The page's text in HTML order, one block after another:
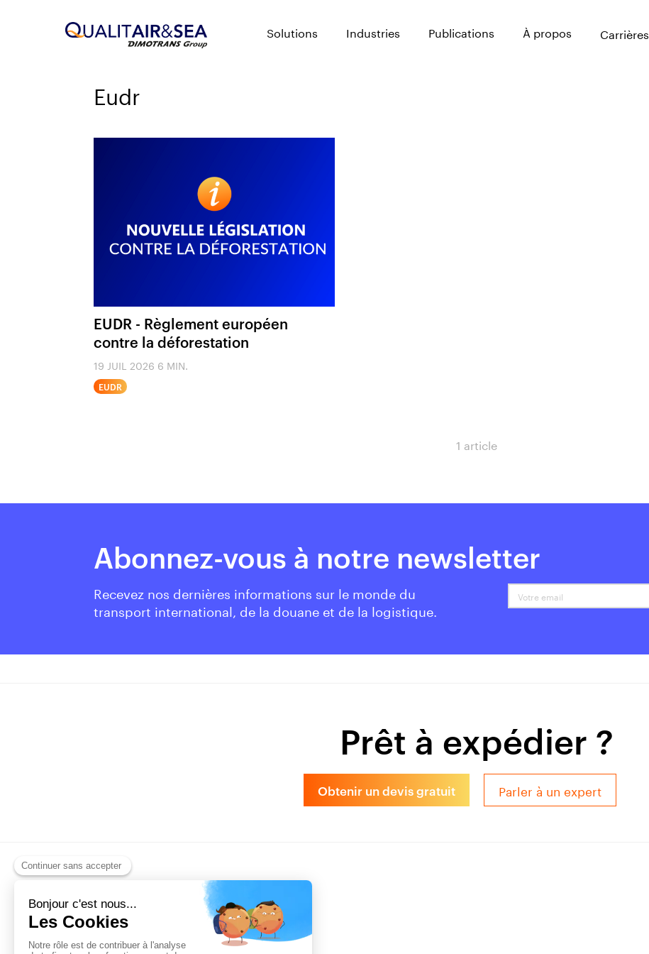
Solutions Industries Publications À propos Carrières
Eudr
EUDR - Règlement européen
contre la déforestation
19 JUIL 2026 6 MIN.
EUDR
1 article
Abonnez-vous à notre newsletter
Recevez nos dernières informations sur le monde du
transport international, de la douane et de la logistique.
Votre email
Prêt à expédier ?
Obtenir un devis gratuit Parler à un expert